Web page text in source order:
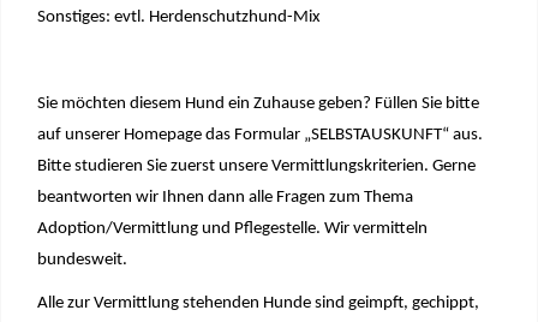
Sonstiges: evtl. Herdenschutzhund-Mix
Sie möchten diesem Hund ein Zuhause geben? Füllen Sie bitte
auf unserer Homepage das Formular „SELBSTAUSKUNFT“ aus.
Bitte studieren Sie zuerst unsere Vermittlungskriterien. Gerne
beantworten wir Ihnen dann alle Fragen zum Thema
Adoption/Vermittlung und Pflegestelle. Wir vermitteln
bundesweit.
Alle zur Vermittlung stehenden Hunde sind geimpft, gechippt,